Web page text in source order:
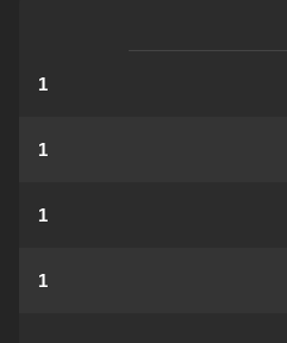
1
1
1
1